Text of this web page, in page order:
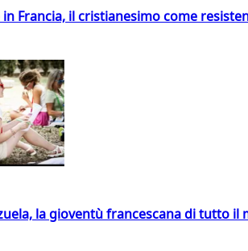
Francia, il cristianesimo come
la gioventù francescana di tutto il